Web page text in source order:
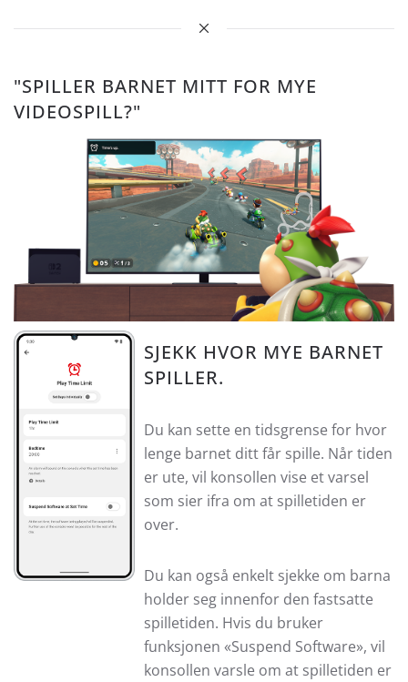
"SPILLER BARNET MITT FOR MYE
VIDEOSPILL?"
SJEKK HVOR MYE BARNET
SPILLER.
Du kan sette en tidsgrense for hvor
lenge barnet ditt får spille. Når tiden
er ute, vil konsollen vise et varsel
som sier ifra om at spilletiden er
over.
Du kan også enkelt sjekke om barna
holder seg innenfor den fastsatte
spilletiden. Hvis du bruker
funksjonen «Suspend Software», vil
konsollen varsle om at spilletiden er